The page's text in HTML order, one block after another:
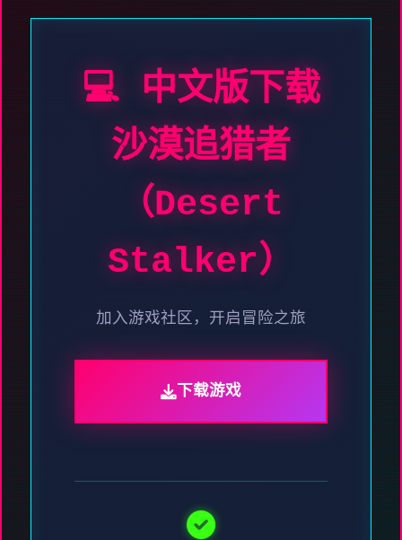
💻 中文版下载
沙漠追猎者
（Desert
Stalker）
加入游戏社区，开启冒险之旅
下载游戏